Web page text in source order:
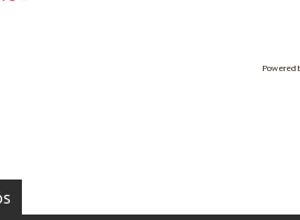
Powered